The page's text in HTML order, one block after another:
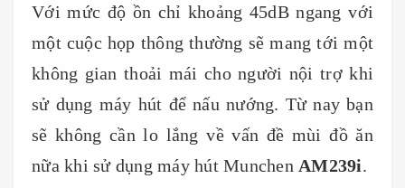
Với mức độ ồn chỉ khoảng 45dB ngang với
một cuộc họp thông thường sẽ mang tới một
không gian thoải mái cho người nội trợ khi
sử dụng máy hút để nấu nướng. Từ nay bạn
sẽ không cần lo lắng về vấn đề mùi đồ ăn
nữa khi sử dụng máy hút Munchen AM239i.